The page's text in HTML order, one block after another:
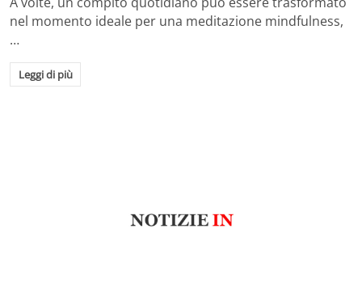
nel momento ideale per una meditazione mindfulness,
…
Leggi di più